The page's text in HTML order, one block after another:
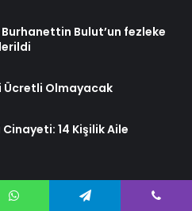
Bulut’un fezleke
Ücretli Olmayacak
14 Kişilik Aile